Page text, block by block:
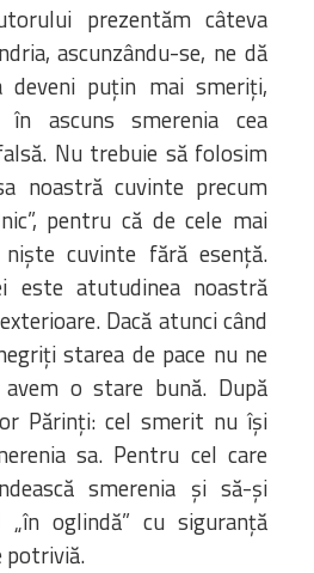
prezentăm câteva
ascunzându-se, ne dă
deveni puțin mai smeriți,
ascuns smerenia cea
Nu trebuie să folosim
noastră cuvinte precum
pentru că de cele mai
cuvinte fără esență.
este atutudinea noastră
Dacă atunci când
starea de pace nu ne
o stare bună. După
Părinți: cel smerit nu își
sa. Pentru cel care
smerenia și să-și
oglindă” cu siguranță
potriviă.